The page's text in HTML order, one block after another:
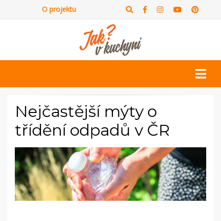
O projektu
Nejčastější mýty o
třídění odpadů v ČR